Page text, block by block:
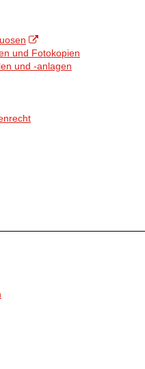
und Fotokopien
und -anlagen